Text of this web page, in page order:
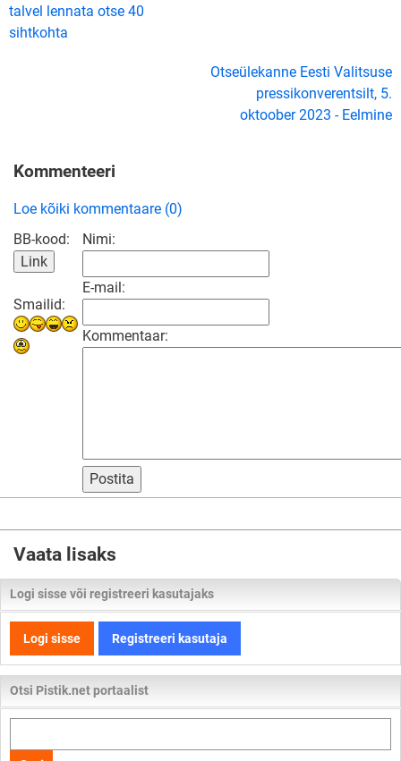
talvel lennata otse 40
sihtkohta
Otseülekanne Eesti Valitsuse
pressikonverentsilt, 5.
oktoober 2023 - Eelmine
Kommenteeri
Loe kõiki kommentaare (0)
BB-kood:
Smailid:
Nimi:
E-mail:
Kommentaar:
Postita
Vaata lisaks
Logi sisse või registreeri kasutajaks
Logi sisse Registreeri kasutaja
Otsi Pistik.net portaalist
kogu